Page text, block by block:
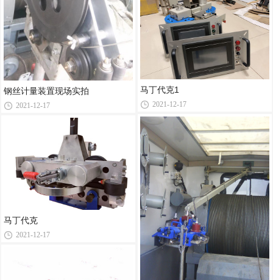
钢丝计量装置现场实拍
2021-12-17
马丁代克
2021-12-17
马丁代克1
2021-12-17